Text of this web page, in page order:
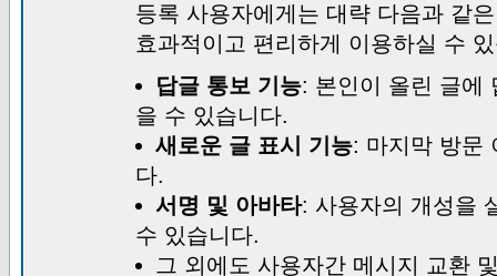
등록 사용자에게는 대략 다음과 같
효과적이고 편리하게 이용하실 수
답글 통보 기능: 본인이 올린 글에
을 수 있습니다.
새로운 글 표시 기능: 마지막 방문
다.
서명 및 아바타: 사용자의 개성을
수 있습니다.
그 외에도 사용자간 메시지 교환